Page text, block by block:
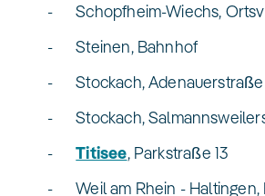
- Schopfheim-Wiechs,
- Steinen, Bahnhof
- Stockach,
- Stockach,
-Titisee, Parkstraße 13
- Weil am Rhein - Haltingen,